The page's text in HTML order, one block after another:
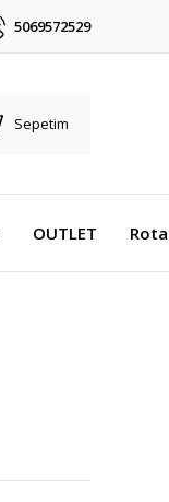
5069572529
Sepetim
OUTLET